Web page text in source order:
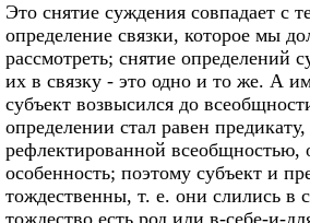
Это снятие суждения совпадает с
определение связки, которое мы
рассмотреть; снятие определений
их в связку - это одно и то же. А
субъект возвысился до
определении стал равен
рефлектированной всеобщностью,
особенность; поэтому субъект и
тождественны, т. е. они слились в